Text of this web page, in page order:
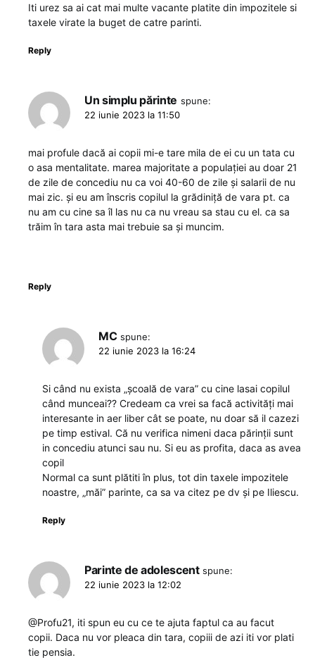
Iti urez sa ai cat mai multe vacante platite din impozitele si
taxele virate la buget de catre parinti.
Reply
Un simplu părinte spune:
22 iunie 2023 la 11:50
mai profule dacă ai copii mi-e tare mila de ei cu un tata cu
o asa mentalitate. marea majoritate a populației au doar 21
de zile de concediu nu ca voi 40-60 de zile și salarii de nu
mai zic. și eu am înscris copilul la grădiniță de vara pt. ca
nu am cu cine sa îl las nu ca nu vreau sa stau cu el. ca sa
trăim în tara asta mai trebuie sa și muncim.
Reply
MC spune:
22 iunie 2023 la 16:24
Si când nu exista „școală de vara” cu cine lasai copilul
când munceai?? Credeam ca vrei sa facă activități mai
interesante in aer liber cât se poate, nu doar să il cazezi
pe timp estival. Că nu verifica nimeni daca părinții sunt
in concediu atunci sau nu. Si eu as profita, daca as avea
copil
Normal ca sunt plătiti în plus, tot din taxele impozitele
noastre, „măi” parinte, ca sa va citez pe dv și pe Iliescu.
Reply
Parinte de adolescent spune:
22 iunie 2023 la 12:02
@Profu21, iti spun eu cu ce te ajuta faptul ca au facut
copii. Daca nu vor pleaca din tara, copiii de azi iti vor plati
tie pensia.